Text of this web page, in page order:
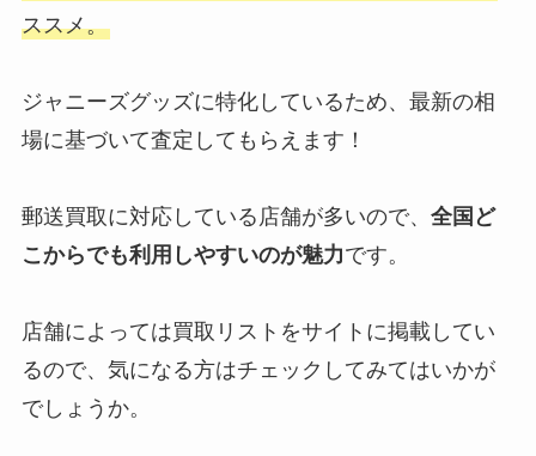
ススメ。
ジャニーズグッズに特化しているため、最新の相
場に基づいて査定してもらえます！
郵送買取に対応している店舗が多いので、 全国ど
こからでも利用しやすいのが魅力です。
店舗によっては買取リストをサイトに掲載してい
るので、気になる方はチェックしてみてはいかが
でしょうか。